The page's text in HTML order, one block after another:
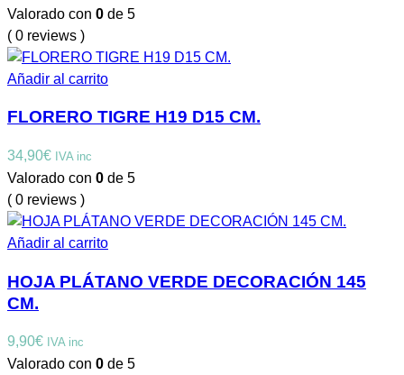
Valorado con 0 de 5
( 0 reviews )
Añadir al carrito
FLORERO TIGRE H19 D15 CM.
34,90€ IVA inc
Valorado con 0 de 5
( 0 reviews )
Añadir al carrito
HOJA PLÁTANO VERDE DECORACIÓN 145
CM.
9,90€ IVA inc
Valorado con 0 de 5